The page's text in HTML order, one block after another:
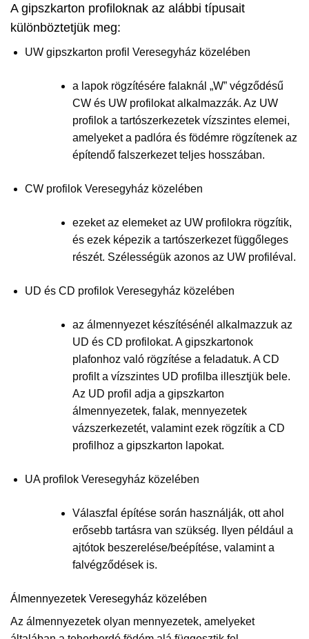
A gipszkarton profiloknak az alábbi típusait
különböztetjük meg:
UW gipszkarton profil Veresegyház közelében
a lapok rögzítésére falaknál „W” végződésű
CW és UW profilokat alkalmazzák. Az UW
profilok a tartószerkezetek vízszintes elemei,
amelyeket a padlóra és födémre rögzítenek az
építendő falszerkezet teljes hosszában.
CW profilok Veresegyház közelében
ezeket az elemeket az UW profilokra rögzítik,
és ezek képezik a tartószerkezet függőleges
részét. Szélességük azonos az UW profiléval.
UD és CD profilok Veresegyház közelében
az álmennyezet készítésénél alkalmazzuk az
UD és CD profilokat. A gipszkartonok
plafonhoz való rögzítése a feladatuk. A CD
profilt a vízszintes UD profilba illesztjük bele.
Az UD profil adja a gipszkarton
álmennyezetek, falak, mennyezetek
vázszerkezetét, valamint ezek rögzítik a CD
profilhoz a gipszkarton lapokat.
UA profilok Veresegyház közelében
Válaszfal építése során használják, ott ahol
erősebb tartásra van szükség. Ilyen például a
ajtótok beszerelése/beépítése, valamint a
falvégződések is.
Álmennyezetek Veresegyház közelében
Az álmennyezetek olyan mennyezetek, amelyeket